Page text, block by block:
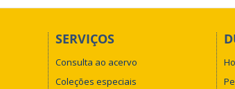
SERVIÇOS
Consulta ao acervo
Coleções especiais